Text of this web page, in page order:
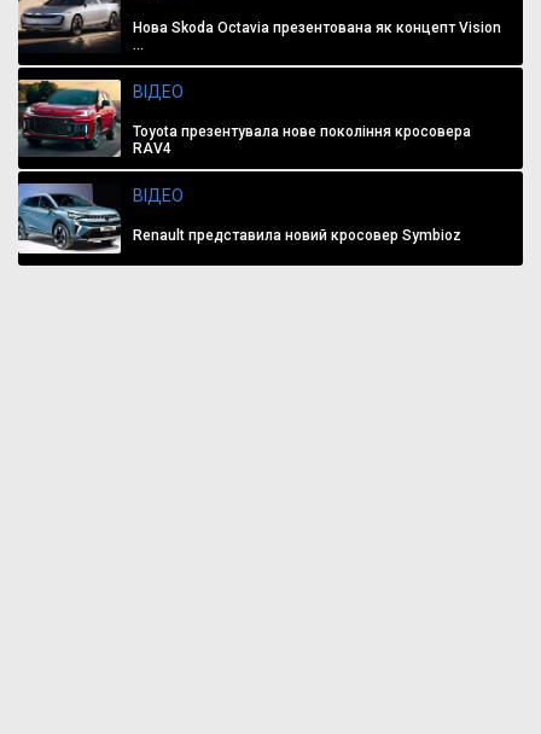
Нова Skoda Octavia презентована як концепт Vision
...
ВІДЕО
Toyota презентувала нове покоління кросовера
RAV4
ВІДЕО
Renault представила новий кросовер Symbioz